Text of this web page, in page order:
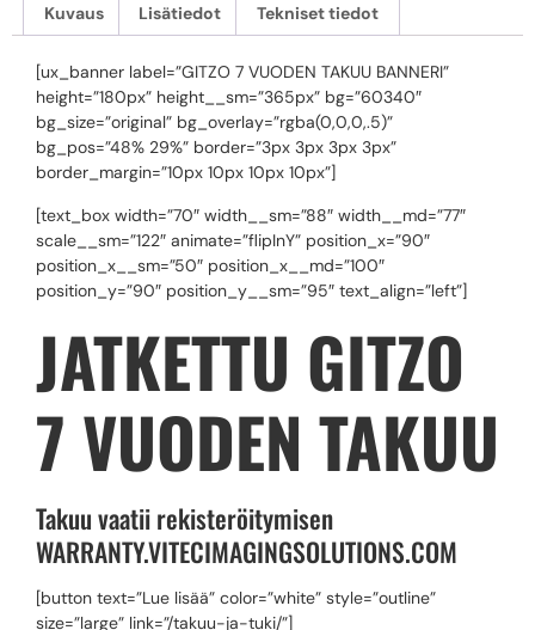
Kuvaus Lisätiedot Tekniset tiedot
[ux_banner label=”GITZO 7 VUODEN TAKUU BANNERI”
height=”180px” height__sm=”365px” bg=”60340″
bg_size=”original” bg_overlay=”rgba(0,0,0,.5)”
bg_pos=”48% 29%” border=”3px 3px 3px 3px”
border_margin=”10px 10px 10px 10px”]
[text_box width=”70″ width__sm=”88″ width__md=”77″
scale__sm=”122″ animate=”flipInY” position_x=”90″
position_x__sm=”50″ position_x__md=”100″
position_y=”90″ position_y__sm=”95″ text_align=”left”]
JATKETTU GITZO
7 VUODEN TAKUU
Takuu vaatii rekisteröitymisen
WARRANTY.VITECIMAGINGSOLUTIONS.COM
[button text=”Lue lisää” color=”white” style=”outline”
size=”large” link=”/takuu-ja-tuki/”]